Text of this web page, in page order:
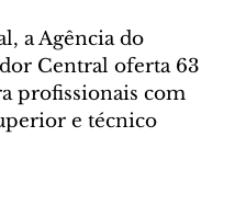
a Agência do
Central oferta 63
profissionais com
e técnico